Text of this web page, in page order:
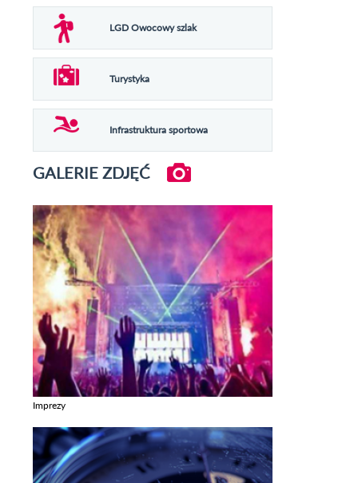
LGD Owocowy szlak
Turystyka
Infrastruktura sportowa
GALERIE ZDJĘĆ
Imprezy